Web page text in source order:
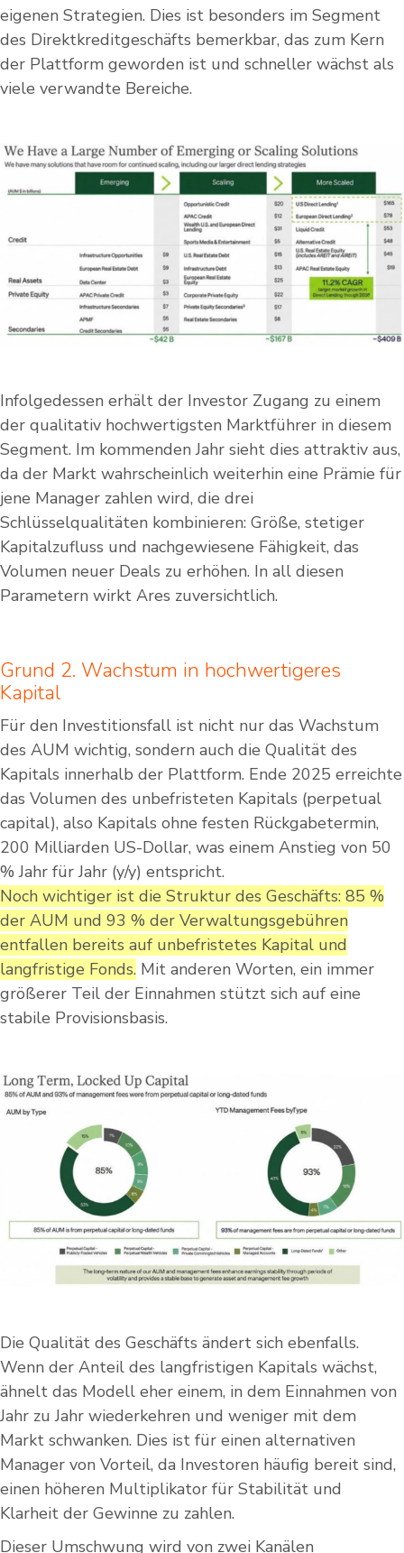
eigenen Strategien. Dies ist besonders im Segment
des Direktkreditgeschäfts bemerkbar, das zum Kern
der Plattform geworden ist und schneller wächst als
viele verwandte Bereiche.
Infolgedessen erhält der Investor Zugang zu einem
der qualitativ hochwertigsten Marktführer in diesem
Segment. Im kommenden Jahr sieht dies attraktiv aus,
da der Markt wahrscheinlich weiterhin eine Prämie für
jene Manager zahlen wird, die drei
Schlüsselqualitäten kombinieren: Größe, stetiger
Kapitalzufluss und nachgewiesene Fähigkeit, das
Volumen neuer Deals zu erhöhen. In all diesen
Parametern wirkt Ares zuversichtlich.
Grund 2. Wachstum in hochwertigeres
Kapital
Für den Investitionsfall ist nicht nur das Wachstum
des AUM wichtig, sondern auch die Qualität des
Kapitals innerhalb der Plattform. Ende 2025 erreichte
das Volumen des unbefristeten Kapitals (perpetual
capital), also Kapitals ohne festen Rückgabetermin,
200 Milliarden US-Dollar, was einem Anstieg von 50
% Jahr für Jahr (y/y) entspricht.
Noch wichtiger ist die Struktur des Geschäfts: 85 %
der AUM und 93 % der Verwaltungsgebühren
entfallen bereits auf unbefristetes Kapital und
langfristige Fonds. Mit anderen Worten, ein immer
größerer Teil der Einnahmen stützt sich auf eine
stabile Provisionsbasis.
Die Qualität des Geschäfts ändert sich ebenfalls.
Wenn der Anteil des langfristigen Kapitals wächst,
ähnelt das Modell eher einem, in dem Einnahmen von
Jahr zu Jahr wiederkehren und weniger mit dem
Markt schwanken. Dies ist für einen alternativen
Manager von Vorteil, da Investoren häufig bereit sind,
einen höheren Multiplikator für Stabilität und
Klarheit der Gewinne zu zahlen.
Dieser Umschwung wird von zwei Kanälen